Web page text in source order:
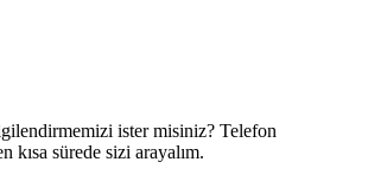
ister misiniz? Telefon
kısa sürede sizi arayalım.